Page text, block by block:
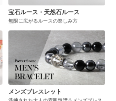
宝石ルース・天然石ルース
無限に広がるルースの楽しみ方
メンズブレスレット